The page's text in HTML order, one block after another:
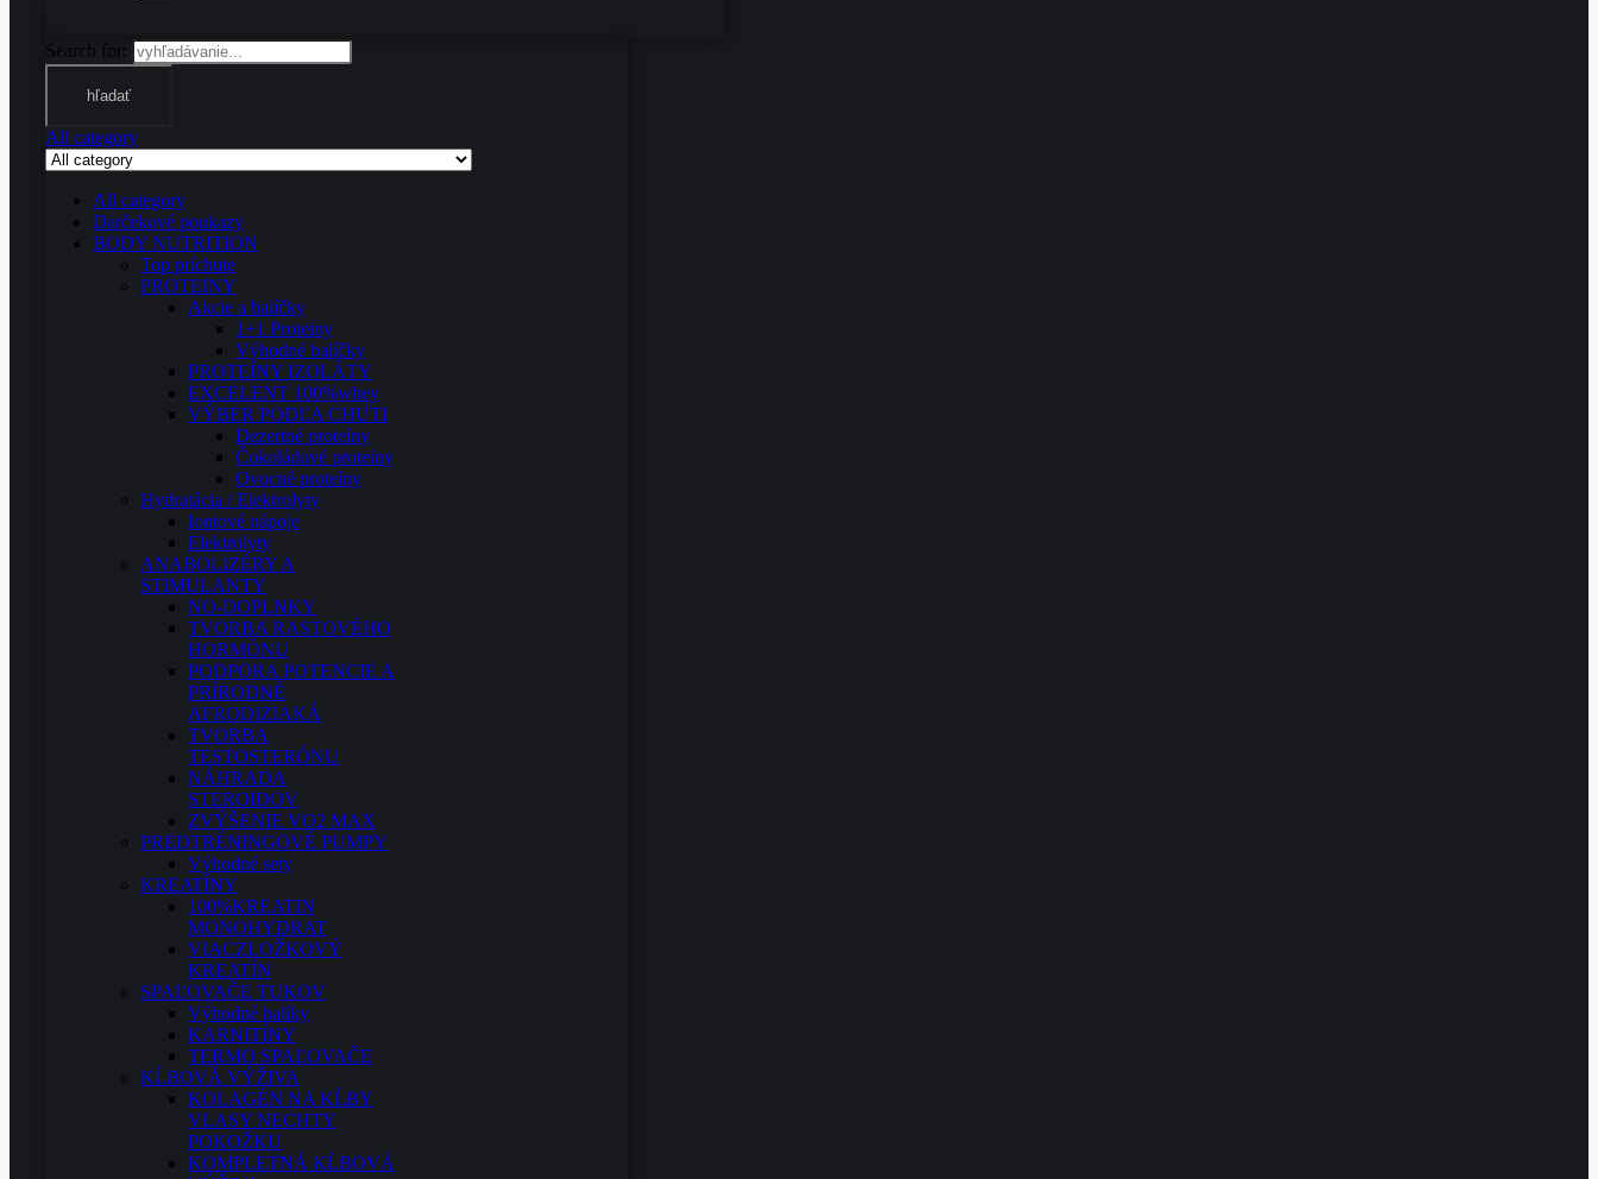
Search for:
hľadať
All category
All category
Darčekové poukazy
BODY NUTRITION
Top príchute
PROTEINY
Akcie a balíčky
1+1 Proteiny
Výhodné balíčky
PROTEÍNY IZOLÁTY
EXCELENT 100%whey
VÝBER PODĽA CHUTI
Dezertné proteíny
Čokoládové proteíny
Ovocné proteíny
Hydratácia / Elektrolyty
Iontové nápoje
Elektrolyty
ANABOLIZÉRY A
STIMULANTY
NO-DOPLNKY
TVORBA RASTOVÉHO
HORMÓNU
PODPORA POTENCIE A
PRÍRODNÉ
AFRODIZIAKÁ
TVORBA
TESTOSTERÓNU
NÁHRADA
STEROIDOV
ZVÝŠENIE VO2 MAX
PREDTRÉNINGOVÉ PUMPY
Výhodné sety
KREATÍNY
100%KREATIN
MONOHYDRAT
VIACZLOŽKOVÝ
KREATÍN
SPAĽOVAČE TUKOV
Výhodné balíky
KARNITÍNY
TERMO SPAĽOVAČE
KĹBOVÁ VÝŽIVA
KOLAGÉN NA KĹBY
VLASY NECHTY
POKOŽKU
KOMPLETNÁ KĹBOVÁ